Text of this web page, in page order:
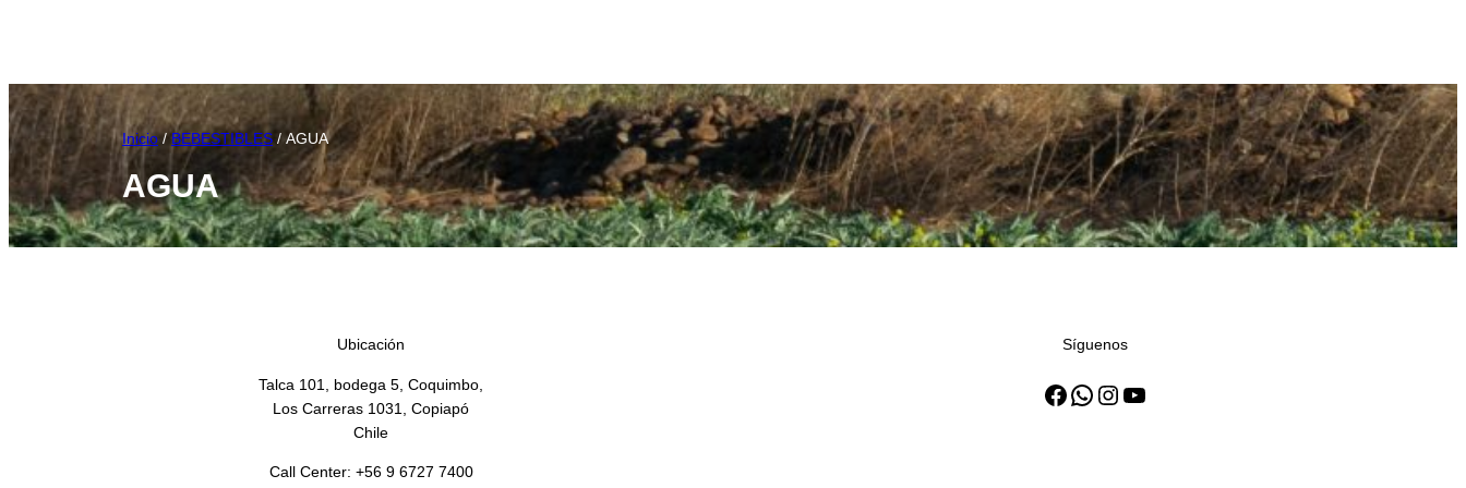
Inicio/BEBESTIBLES / AGUA
AGUA
Ubicación
Talca 101, bodega 5, Coquimbo,
Los Carreras 1031, Copiapó
Chile
Call Center: +56 9 6727 7400
Síguenos
Facebook WhatsApp Instagram YouTube